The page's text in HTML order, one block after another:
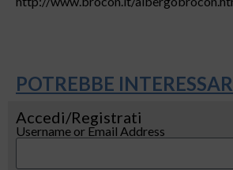
POTREBBE
Accedi/Registrati
Username or Email Address